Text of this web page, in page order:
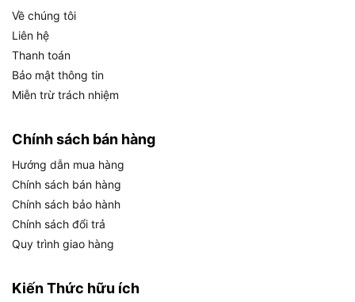
tiếp 230mm phổ thông.
Bảng dưới đây tổng hợp toàn bộ thông số kỹ
thuật của DGA901Z, giúp bạn đánh giá nhanh sự
phù hợp của sản phẩm với nhu cầu sử dụng thực
THÔNG SỐ KỸ
THUẬT
GIÁ TRỊ
Điện áp pin
Tốc độ không tải
Kích thước đá mài
Trọng lượng
Về chúng tôi
Liên hệ
Thanh toán
Bảo mật thông tin
Miễn trừ trách nhiệm
Chính sách bán hàng
Hướng dẫn mua hàng
Chính sách bán hàng
Chính sách bảo hành
Chính sách đổi trả
Quy trình giao hàng
Kiến Thức hữu ích